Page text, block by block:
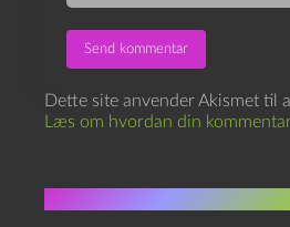
Dette site anvender Akismet til
Læs om hvordan din